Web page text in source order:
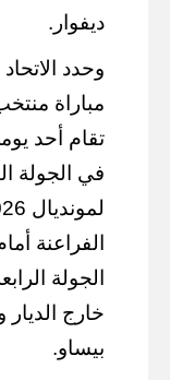
ديفوار.
وحدد
مباراة
في الجولة
الجولة
خارج الديار
بيساو.